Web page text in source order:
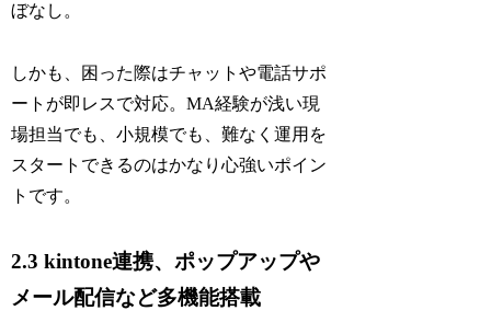
ぼなし。
しかも、困った際はチャットや電話サポ
ートが即レスで対応。MA経験が浅い現
場担当でも、小規模でも、難なく運用を
スタートできるのはかなり心強いポイン
トです。
2.3 kintone連携、ポップアップや
メール配信など多機能搭載